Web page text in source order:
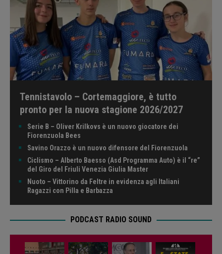
Tennistavolo – Cortemaggiore, è tutto
pronto per la nuova stagione 2026/2027
Serie B – Oliver Krilkovs è un nuovo giocatore dei
Fiorenzuola Bees
Savino Orazzo è un nuovo difensore del Fiorenzuola
Ciclismo – Alberto Baesso (Asd Programma Auto) è il “re”
del Giro del Friuli Venezia Giulia Master
Nuoto – Vittorino da Feltre in evidenza agli Italiani
Ragazzi con Pilla e Barbazza
PODCAST RADIO SOUND